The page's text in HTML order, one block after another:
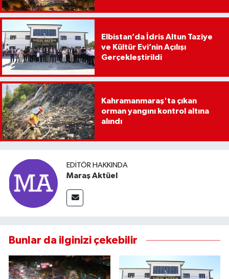
Elbistan’da İdris Altun Taziye
ve Kültür Evi’nin Açılışı
Gerçekleştirildi
Kahramanmaraş'ta çıkan
orman yangını kontrol altına
alındı
EDITÖR HAKKINDA
Maraş Aktüel
Bunlar da ilginizi çekebilir